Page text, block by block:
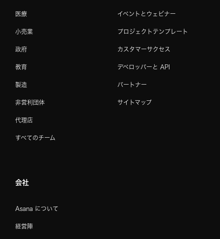
医療
小売業
政府
教育
製造
非営利団体
代理店
すべてのチーム
イベントとウェビナー
プロジェクトテンプレート
カスタマーサクセス
デベロッパーと API
パートナー
サイトマップ
会社
Asana について
経営陣